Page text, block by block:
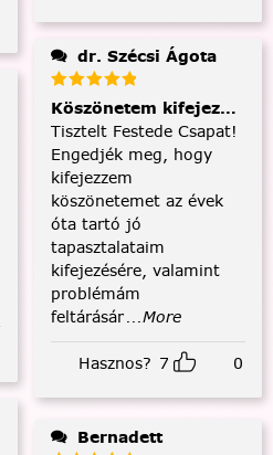
dr. Szécsi Ágota
Köszönetem kifejezése
Tisztelt Festede Csapat!
Engedjék meg, hogy
kifejezzem
köszönetemet az évek
óta tartó jó
tapasztalataim
kifejezésére, valamint
problémám
feltárásár...More
Hasznos? 7 0
Bernadett